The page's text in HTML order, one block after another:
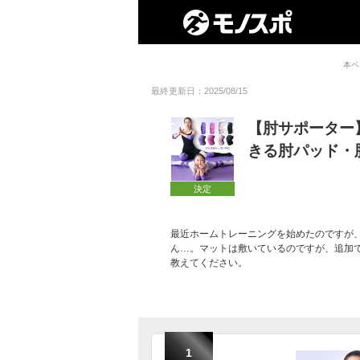
本
最終更新日：2025/08/15
決定
【肘サポータ
きる肘パッド
最近ホームトレーニングを始めたのですが
ん…。マットは敷いているのですが、追加
教えてください。
1